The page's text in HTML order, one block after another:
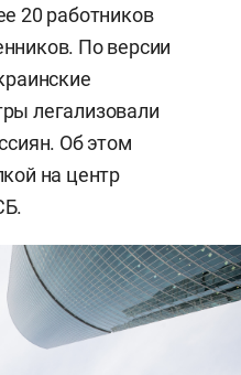
20 работников
По версии
легализовали
Об этом
на центр